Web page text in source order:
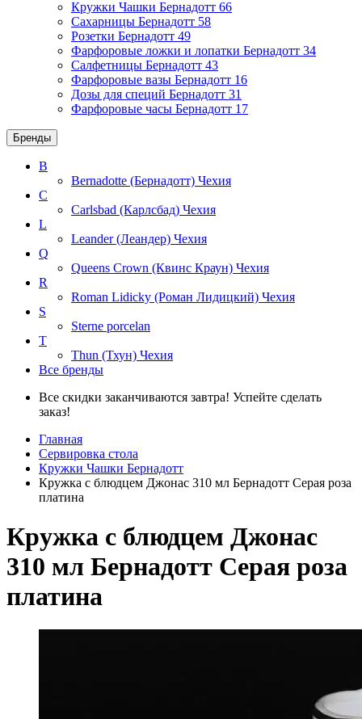
Кружки Чашки Бернадотт 66
Сахарницы Бернадотт 58
Розетки Бернадотт 49
Фарфоровые ложки и лопатки Бернадотт 34
Салфетницы Бернадотт 43
Фарфоровые вазы Бернадотт 16
Дозы для специй Бернадотт 31
Фарфоровые часы Бернадотт 17
Бренды
B
Bernadotte (Бернадотт) Чехия
C
Carlsbad (Карлсбад) Чехия
L
Leander (Леандер) Чехия
Q
Queens Crown (Квинс Краун) Чехия
R
Roman Lidicky (Роман Лидицкий) Чехия
S
Sterne porcelan
T
Thun (Тхун) Чехия
Все бренды
Все скидки заканчиваются завтра! Успейте сделать
заказ!
Главная
Сервировка стола
Кружки Чашки Бернадотт
Кружка с блюдцем Джонас 310 мл Бернадотт Серая роза
платина
Кружка с блюдцем Джонас
310 мл Бернадотт Серая роза
платина